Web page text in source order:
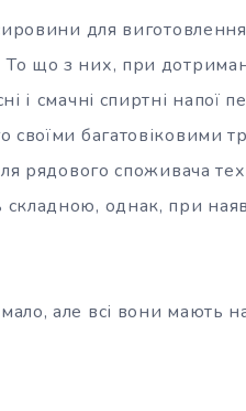
для
що з них, при
і смачні спиртні напої
своїми багатовіковими
рядового споживача
однак, при
але всі вони мають